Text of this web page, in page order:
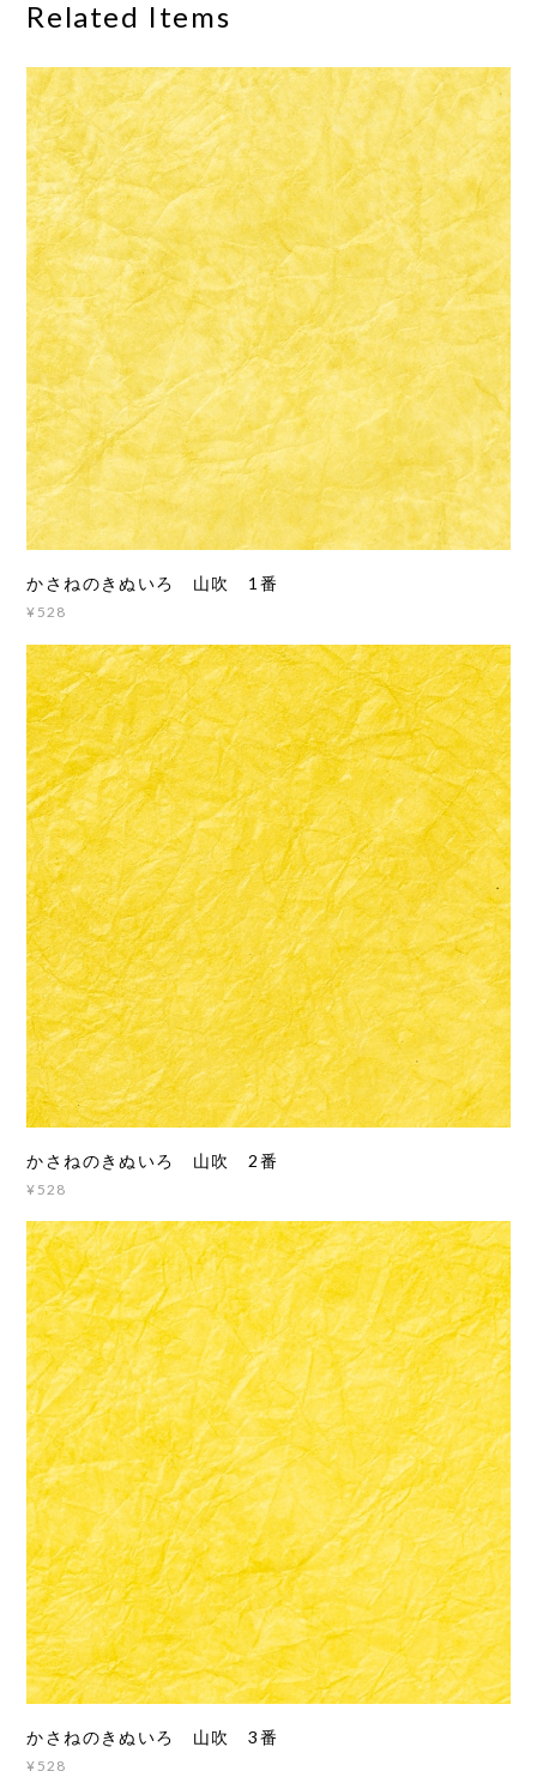
Related Items
かさねのきぬいろ 山吹 1番
¥528
かさねのきぬいろ 山吹 2番
¥528
かさねのきぬいろ 山吹 3番
¥528